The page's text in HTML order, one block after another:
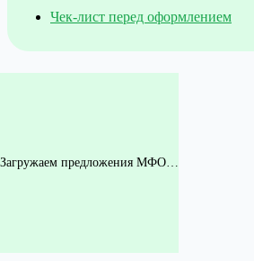
Чек-лист перед оформлением
Загружаем предложения МФО…